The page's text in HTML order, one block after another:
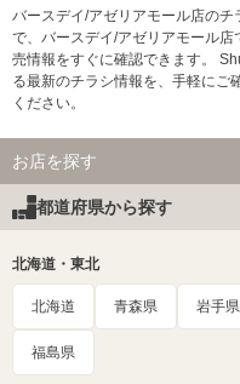
バースデイ/アゼリアモール店の
で、バースデイ/アゼリアモール
売情報をすぐに確認できます。
る最新のチラシ情報を、手軽にご
ください。
お店を探す
都道府県から探す
北海道・東北
北海道 青森県 岩手県
福島県